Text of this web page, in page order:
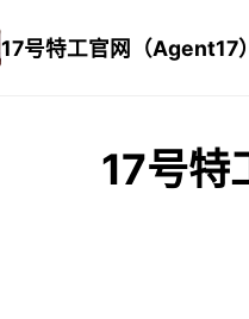
17号特工官网（Agent17）
17号特